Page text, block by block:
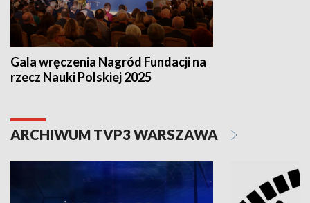
Gala wręczenia Nagród Fundacji na
rzecz Nauki Polskiej 2025
ARCHIWUM TVP3 WARSZAWA